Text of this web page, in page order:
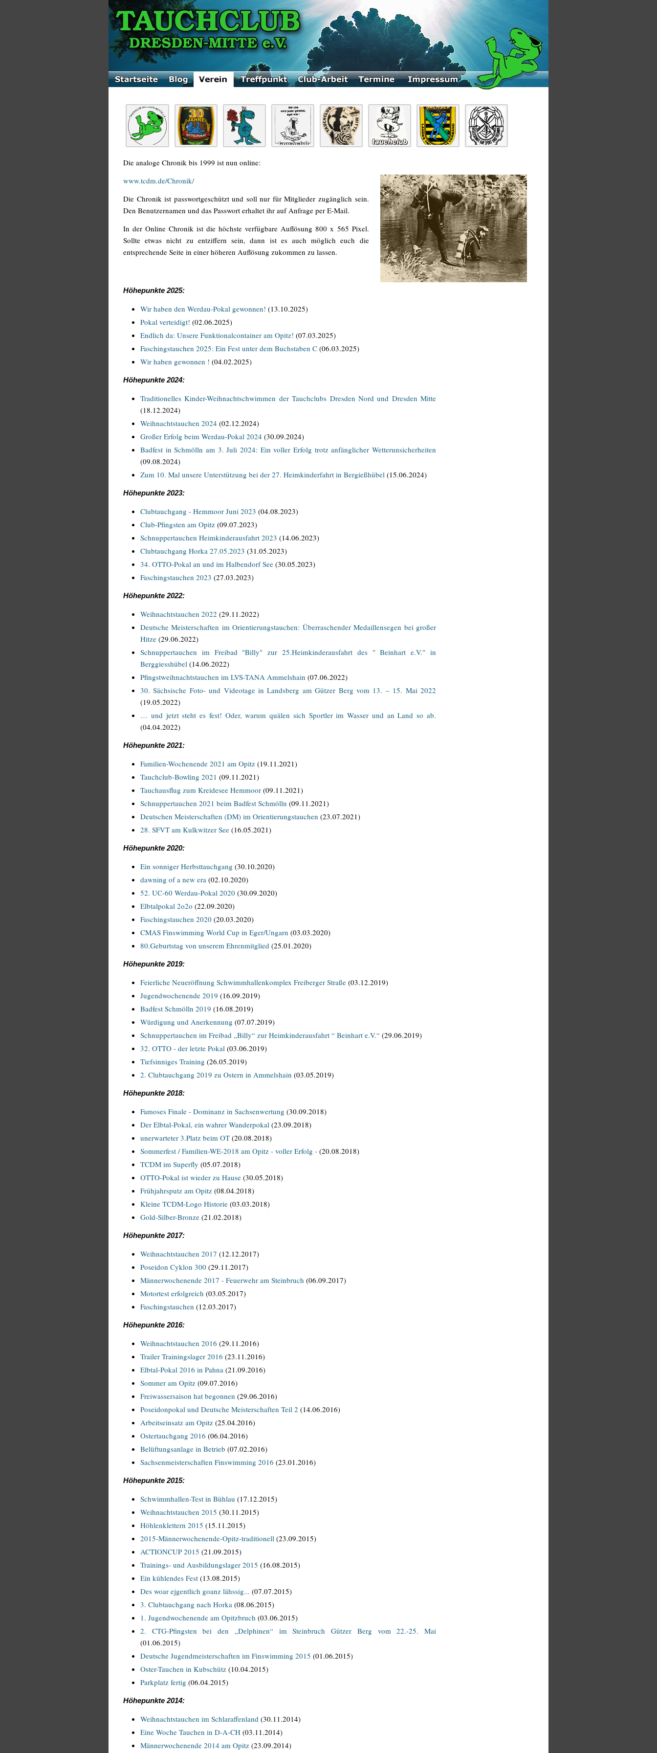
Die analoge Chronik bis 1999 ist nun online:
www.tcdm.de/Chronik/
Die Chronik ist passwortgeschützt und soll nur für Mitglieder zugänglich sein.
Den Benutzernamen und das Passwort erhaltet ihr auf Anfrage per E-Mail.
In der Online Chronik ist die höchste verfügbare Auflösung 800 x 565 Pixel.
Sollte etwas nicht zu entziffern sein, dann ist es auch möglich euch die
entsprechende Seite in einer höheren Auflösung zukommen zu lassen.
Höhepunkte 2025:
Wir haben den Werdau-Pokal gewonnen! (13.10.2025)
Pokal verteidigt! (02.06.2025)
Endlich da: Unsere Funktionalcontainer am Opitz! (07.03.2025)
Faschingstauchen 2025: Ein Fest unter dem Buchstaben C (06.03.2025)
Wir haben gewonnen ! (04.02.2025)
Höhepunkte 2024:
Traditionelles Kinder-Weihnachtschwimmen der Tauchclubs Dresden Nord und Dresden Mitte
(18.12.2024)
Weihnachtstauchen 2024 (02.12.2024)
Großer Erfolg beim Werdau-Pokal 2024 (30.09.2024)
Badfest in Schmölln am 3. Juli 2024: Ein voller Erfolg trotz anfänglicher Wetterunsicherheiten
(09.08.2024)
Zum 10. Mal unsere Unterstützung bei der 27. Heimkinderfahrt in Bergießhübel (15.06.2024)
Höhepunkte 2023:
Clubtauchgang - Hemmoor Juni 2023 (04.08.2023)
Club-Pfingsten am Opitz (09.07.2023)
Schnuppertauchen Heimkinderausfahrt 2023 (14.06.2023)
Clubtauchgang Horka 27.05.2023 (31.05.2023)
34. OTTO-Pokal an und im Halbendorf See (30.05.2023)
Faschingstauchen 2023 (27.03.2023)
Höhepunkte 2022:
Weihnachtstauchen 2022 (29.11.2022)
Deutsche Meisterschaften im Orientierungstauchen: Überraschender Medaillensegen bei großer
Hitze (29.06.2022)
Schnuppertauchen im Freibad "Billy" zur 25.Heimkinderausfahrt des " Beinhart e.V." in
Berggiesshübel (14.06.2022)
Pfingstweihnachtstauchen im LVS-TANA Ammelshain (07.06.2022)
30. Sächsische Foto- und Videotage in Landsberg am Gützer Berg vom 13. – 15. Mai 2022
(19.05.2022)
… und jetzt steht es fest! Oder, warum quälen sich Sportler im Wasser und an Land so ab.
(04.04.2022)
Höhepunkte 2021:
Familien-Wochenende 2021 am Opitz (19.11.2021)
Tauchclub-Bowling 2021 (09.11.2021)
Tauchausflug zum Kreidesee Hemmoor (09.11.2021)
Schnuppertauchen 2021 beim Badfest Schmölln (09.11.2021)
Deutschen Meisterschaften (DM) im Orientierungstauchen (23.07.2021)
28. SFVT am Kulkwitzer See (16.05.2021)
Höhepunkte 2020:
Ein sonniger Herbsttauchgang (30.10.2020)
dawning of a new era (02.10.2020)
52. UC-60 Werdau-Pokal 2020 (30.09.2020)
Elbtalpokal 2o2o (22.09.2020)
Faschingstauchen 2020 (20.03.2020)
CMAS Finswimming World Cup in Eger/Ungarn (03.03.2020)
80.Geburtstag von unserem Ehrenmitglied (25.01.2020)
Höhepunkte 2019:
Feierliche Neueröffnung Schwimmhallenkomplex Freiberger Straße (03.12.2019)
Jugendwochenende 2019 (16.09.2019)
Badfest Schmölln 2019 (16.08.2019)
Würdigung und Anerkennung (07.07.2019)
Schnuppertauchen im Freibad „Billy“ zur Heimkinderausfahrt “ Beinhart e.V.“ (29.06.2019)
32. OTTO - der letzte Pokal (03.06.2019)
Tiefsinniges Training (26.05.2019)
2. Clubtauchgang 2019 zu Ostern in Ammelshain (03.05.2019)
Höhepunkte 2018:
Famoses Finale - Dominanz in Sachsenwertung (30.09.2018)
Der Elbtal-Pokal, ein wahrer Wanderpokal (23.09.2018)
unerwarteter 3.Platz beim OT (20.08.2018)
Sommerfest / Familien-WE-2018 am Opitz - voller Erfolg - (20.08.2018)
TCDM im Superfly (05.07.2018)
OTTO-Pokal ist wieder zu Hause (30.05.2018)
Frühjahrsputz am Opitz (08.04.2018)
Kleine TCDM-Logo Historie (03.03.2018)
Gold-Silber-Bronze (21.02.2018)
Höhepunkte 2017:
Weihnachtstauchen 2017 (12.12.2017)
Poseidon Cyklon 300 (29.11.2017)
Männerwochenende 2017 - Feuerwehr am Steinbruch (06.09.2017)
Motortest erfolgreich (03.05.2017)
Faschingstauchen (12.03.2017)
Höhepunkte 2016:
Weihnachtstauchen 2016 (29.11.2016)
Trailer Trainingslager 2016 (23.11.2016)
Elbtal-Pokal 2016 in Pahna (21.09.2016)
Sommer am Opitz (09.07.2016)
Freiwassersaison hat begonnen (29.06.2016)
Poseidonpokal und Deutsche Meisterschaften Teil 2 (14.06.2016)
Arbeitseinsatz am Opitz (25.04.2016)
Ostertauchgang 2016 (06.04.2016)
Belüftungsanlage in Betrieb (07.02.2016)
Sachsenmeisterschaften Finswimming 2016 (23.01.2016)
Höhepunkte 2015:
Schwimmhallen-Test in Bühlau (17.12.2015)
Weihnachtstauchen 2015 (30.11.2015)
Höhlenklettern 2015 (15.11.2015)
2015-Männerwochenende-Opitz-traditionell (23.09.2015)
ACTIONCUP 2015 (21.09.2015)
Trainings- und Ausbildungslager 2015 (16.08.2015)
Ein kühlendes Fest (13.08.2015)
Des woar ejgentlich goanz lähssig... (07.07.2015)
3. Clubtauchgang nach Horka (08.06.2015)
1. Jugendwochenende am Opitzbruch (03.06.2015)
2. CTG-Pfingsten bei den „Delphinen“ im Steinbruch Gützer Berg vom 22.-25. Mai
(01.06.2015)
Deutsche Jugendmeisterschaften im Finswimming 2015 (01.06.2015)
Oster-Tauchen in Kubschütz (10.04.2015)
Parkplatz fertig (06.04.2015)
Höhepunkte 2014:
Weihnachtstauchen im Schlaraffenland (30.11.2014)
Eine Woche Tauchen in D-A-CH (03.11.2014)
Männerwochenende 2014 am Opitz (23.09.2014)